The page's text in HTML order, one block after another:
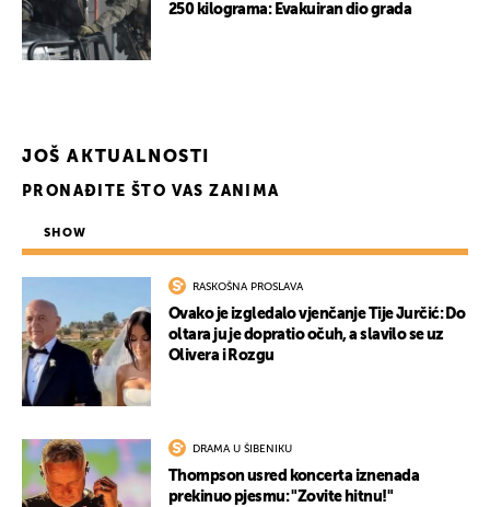
250 kilograma: Evakuiran dio grada
JOŠ AKTUALNOSTI
PRONAĐITE ŠTO VAS ZANIMA
SHOW
RASKOŠNA PROSLAVA
Ovako je izgledalo vjenčanje Tije Jurčić: Do
oltara ju je dopratio očuh, a slavilo se uz
Olivera i Rozgu
DRAMA U ŠIBENIKU
Thompson usred koncerta iznenada
prekinuo pjesmu: "Zovite hitnu!"